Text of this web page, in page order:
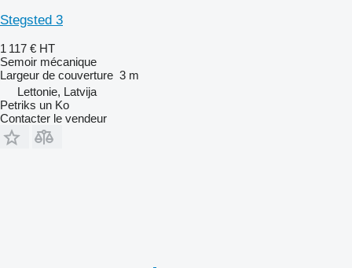
Stegsted 3
1 117 € HT
Semoir mécanique
Largeur de couverture 3 m
Lettonie, Latvija
Petriks un Ko
Contacter le vendeur